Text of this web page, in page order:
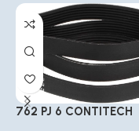
762 PJ 6 CONTITECH